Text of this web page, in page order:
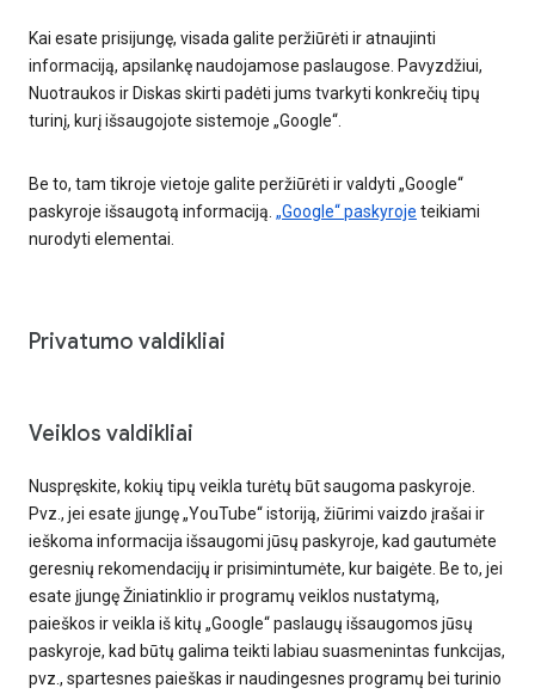
Kai esate prisijungę, visada galite peržiūrėti ir atnaujinti
informaciją, apsilankę naudojamose paslaugose. Pavyzdžiui,
Nuotraukos ir Diskas skirti padėti jums tvarkyti konkrečių tipų
turinį, kurį išsaugojote sistemoje „Google“.
Be to, tam tikroje vietoje galite peržiūrėti ir valdyti „Google“
paskyroje išsaugotą informaciją. „Google“ paskyroje teikiami
nurodyti elementai.
Privatumo valdikliai
Veiklos valdikliai
Nuspręskite, kokių tipų veikla turėtų būt saugoma paskyroje.
Pvz., jei esate įjungę „YouTube“ istoriją, žiūrimi vaizdo įrašai ir
ieškoma informacija išsaugomi jūsų paskyroje, kad gautumėte
geresnių rekomendacijų ir prisimintumėte, kur baigėte. Be to, jei
esate įjungę Žiniatinklio ir programų veiklos nustatymą,
paieškos ir veikla iš kitų „Google“ paslaugų išsaugomos jūsų
paskyroje, kad būtų galima teikti labiau suasmenintas funkcijas,
pvz., spartesnes paieškas ir naudingesnes programų bei turinio